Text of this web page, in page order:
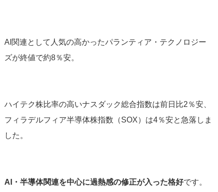
AI関連として人気の高かったパランティア・テクノロジー
ズが終値で約8％安。
ハイテク株比率の高いナスダック総合指数は前日比2％安、
フィラデルフィア半導体株指数（SOX）は4％安と急落しま
した。
AI・半導体関連を中心に過熱感の修正が入った格好です。